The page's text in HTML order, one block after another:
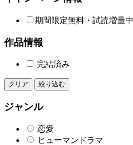
期間限定無料・試読増量中
作品情報
完結済み
クリア 絞り込む
ジャンル
恋愛
ヒューマンドラマ